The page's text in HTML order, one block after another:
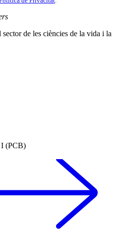
de les ciències de la vida i la
(PCB)